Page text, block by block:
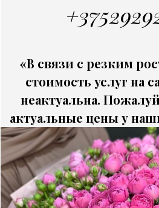
«В связи с резким
стоимость услуг на
неактуальна.
актуальные цены у